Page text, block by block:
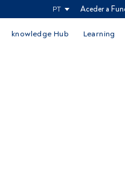
PT Aceder a
knowledge Hub Learning